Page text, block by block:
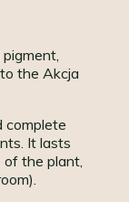
the Akcja
complete
It lasts
the plant,